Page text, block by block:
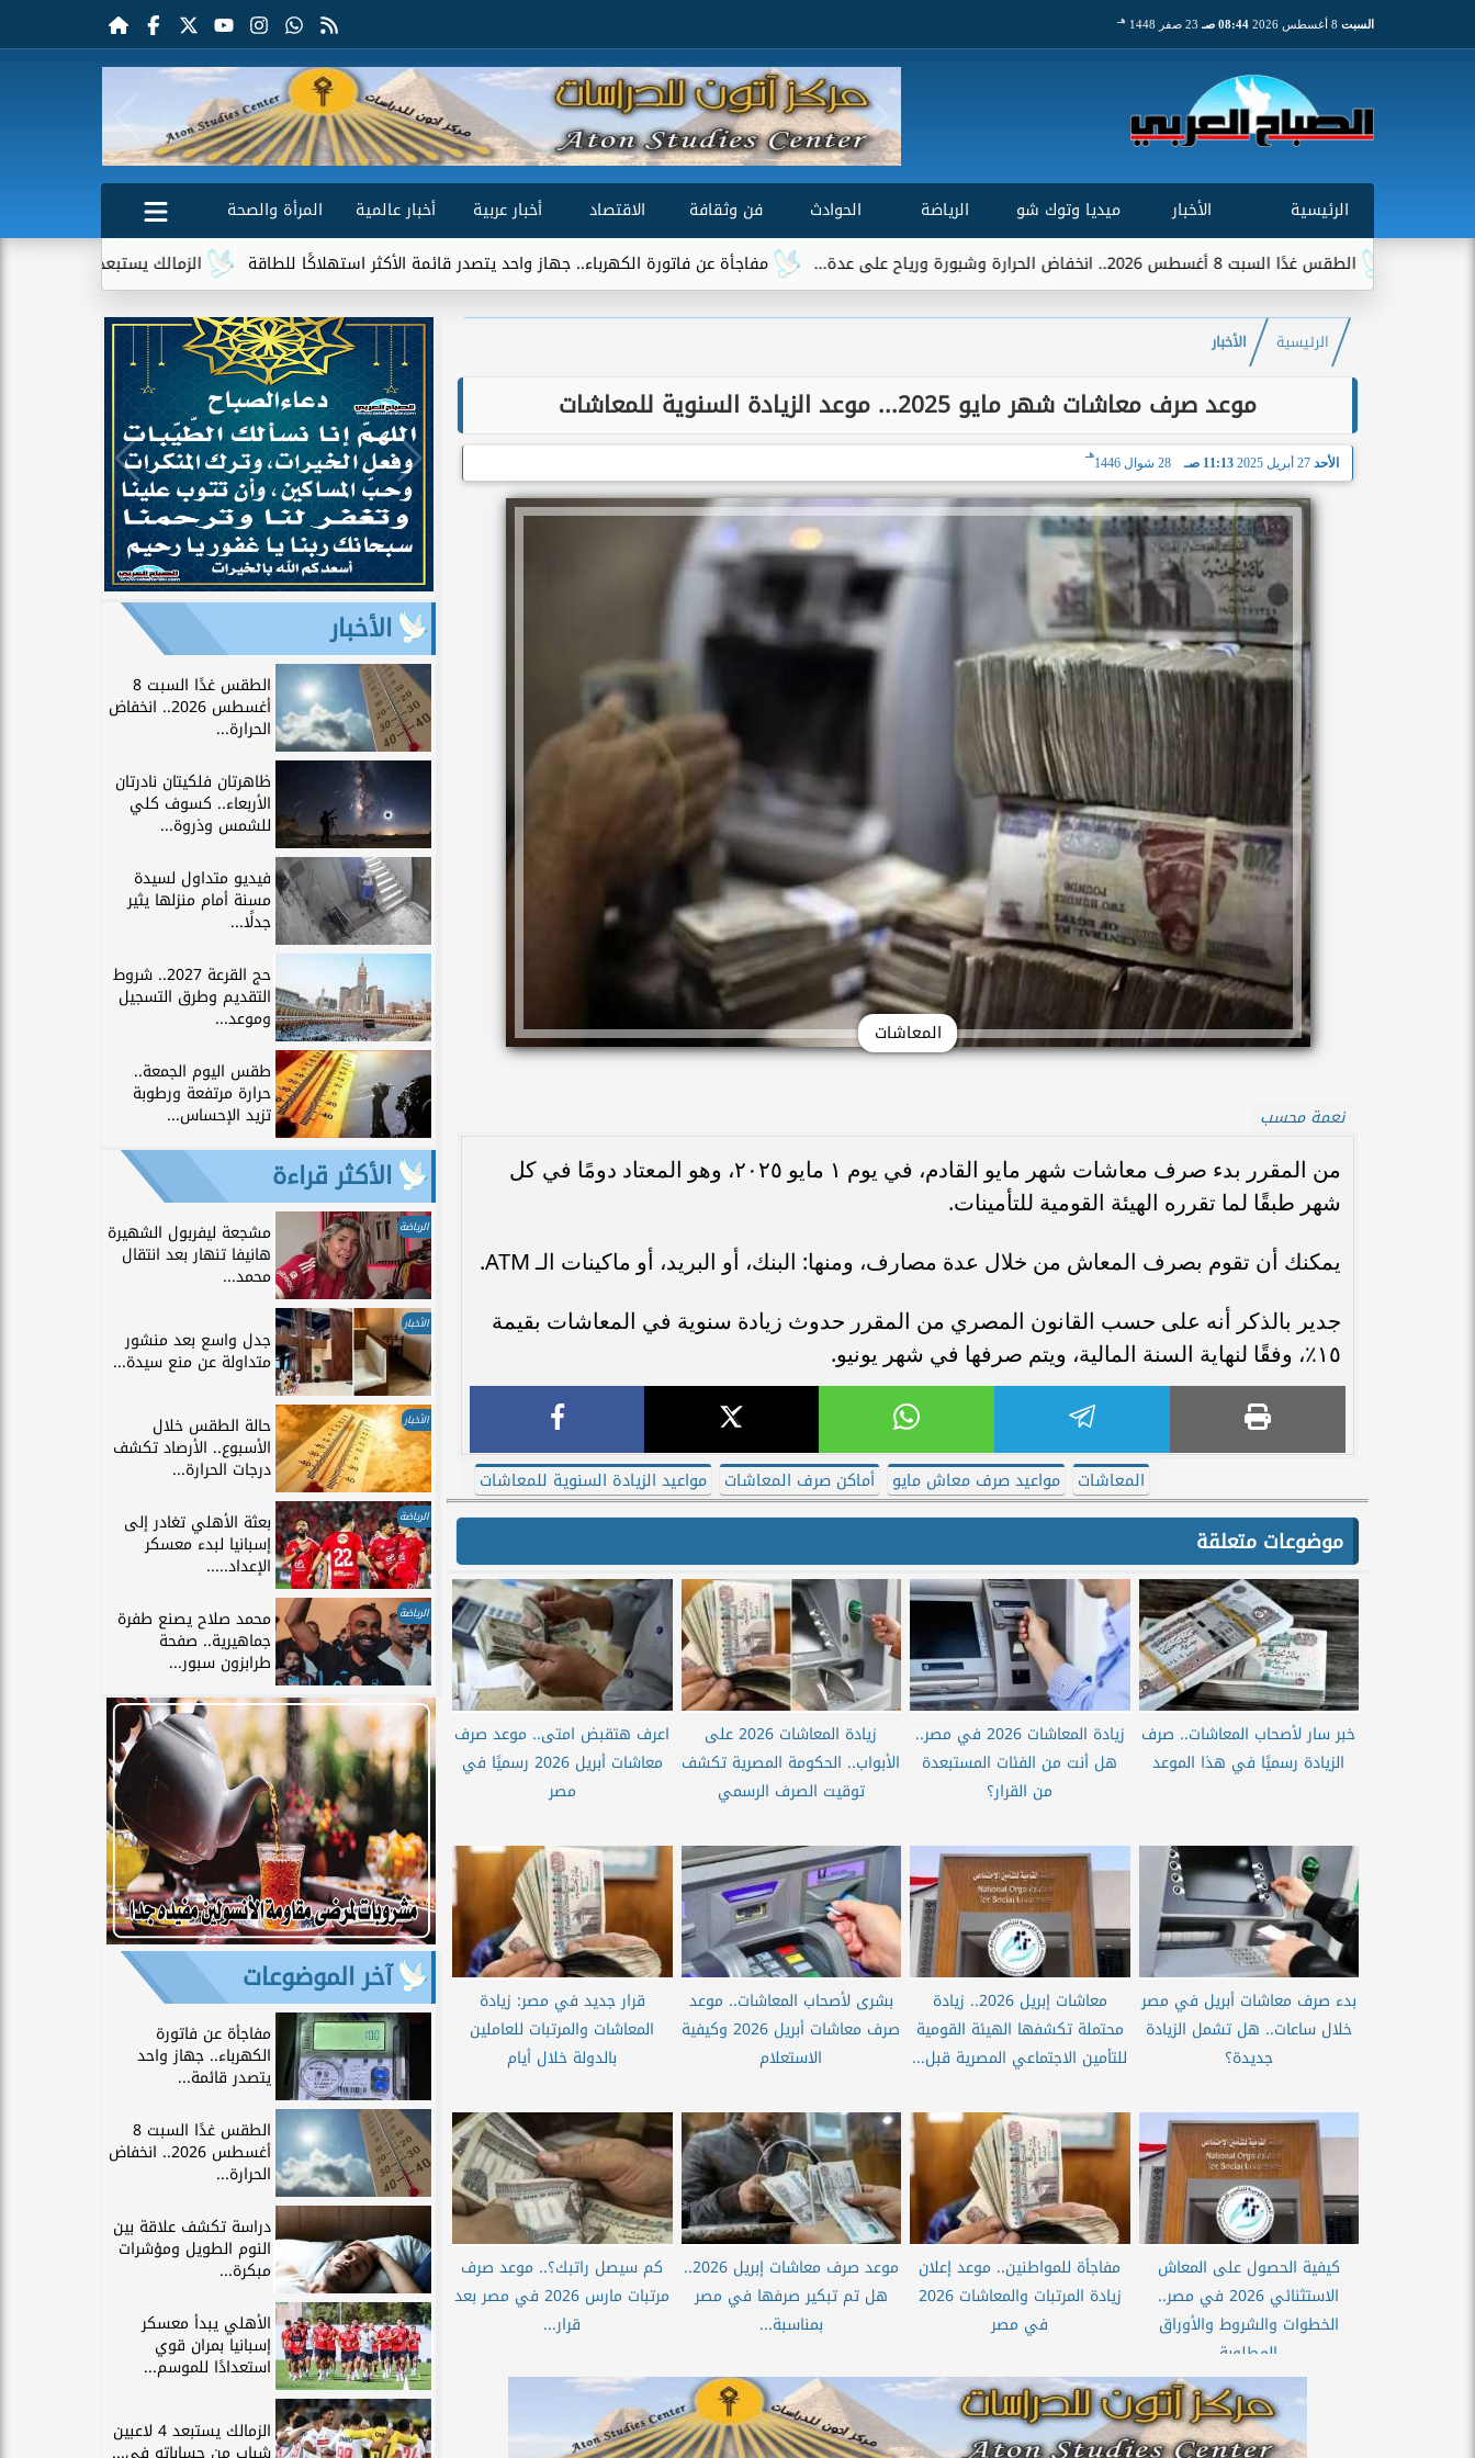
السبت 08:44 صـ 23 صفر 1448 هـ
الرئيسية الأخبار ميديا وتوك شو الرياضة الحوادث فن وثقافة الاقتصاد أخبار عربية أخبار عالمية
المرأة والصحة
الزمالك يستبعد 4 لاعبين شباب من حساباته في الموسم الجديد
مفاجأة عن فاتورة الكهرباء.. جهاز واحد يتصدر قائمة الأكثر استهلاكًا للطاقة الطقس غدًا السبت 8 أغسطس 2026.. انخفاض الحرارة وشبورة ورياح على عدة...
الرئيسية الأخبار
موعد صرف معاشات شهر مايو 2025... موعد الزيادة السنوية للمعاشات
الأحد 27 أبريل 2025 11:13 صـ 28 شوال 1446
هـ
المعاشات
نعمة محسب
من المقرر بدء صرف معاشات شهر مايو القادم، في يوم ١ مايو ٢٠٢٥، وهو المعتاد دومًا في كل
شهر طبقًا لما تقرره الهيئة القومية للتأمينات.
يمكنك أن تقوم بصرف المعاش من خلال عدة مصارف، ومنها: البنك، أو البريد، أو ماكينات الـ ATM.
جدير بالذكر أنه على حسب القانون المصري من المقرر حدوث زيادة سنوية في المعاشات بقيمة
١٥٪، وفقًا لنهاية السنة المالية، ويتم صرفها في شهر يونيو.
المعاشات مواعيد صرف معاش مايو أماكن صرف المعاشات مواعيد الزيادة السنوية للمعاشات
موضوعات متعلقة
خبر سار لأصحاب المعاشات.. صرف
الزيادة رسميًا في هذا الموعد
زيادة المعاشات 2026 في مصر..
هل أنت من الفئات المستبعدة
من القرار؟
زيادة المعاشات 2026 على
الأبواب.. الحكومة المصرية تكشف
توقيت الصرف الرسمي
اعرف هتقبض امتى.. موعد صرف
معاشات أبريل 2026 رسميًا في
مصر
بدء صرف معاشات أبريل في مصر
خلال ساعات.. هل تشمل الزيادة
جديدة؟
معاشات إبريل 2026.. زيادة
محتملة تكشفها الهيئة القومية
للتأمين الاجتماعي المصرية قبل...
بشرى لأصحاب المعاشات.. موعد
صرف معاشات أبريل 2026 وكيفية
الاستعلام
قرار جديد في مصر: زيادة
المعاشات والمرتبات للعاملين
بالدولة خلال أيام
كيفية الحصول على المعاش
الاستثنائي 2026 في مصر..
الخطوات والشروط والأوراق
المطلوبة
مفاجأة للمواطنين.. موعد إعلان
زيادة المرتبات والمعاشات 2026
في مصر
موعد صرف معاشات إبريل 2026..
هل تم تبكير صرفها في مصر
بمناسبة...
كم سيصل راتبك؟.. موعد صرف
مرتبات مارس 2026 في مصر بعد
قرار...
الأخبار
الطقس غدًا السبت 8
أغسطس 2026.. انخفاض
الحرارة...
ظاهرتان فلكيتان نادرتان
الأربعاء.. كسوف كلي
للشمس وذروة...
فيديو متداول لسيدة
مسنة أمام منزلها يثير
جدلًا...
حج القرعة 2027.. شروط
التقديم وطرق التسجيل
وموعد...
طقس اليوم الجمعة..
حرارة مرتفعة ورطوبة
تزيد الإحساس...
الأكثر قراءة
الرياضة مشجعة ليفربول الشهيرة
هانيفا تنهار بعد انتقال
محمد...
الأخبار
جدل واسع بعد منشور
متداولة عن منع سيدة...
الأخبار حالة الطقس خلال
الأسبوع.. الأرصاد تكشف
درجات الحرارة...
الرياضة بعثة الأهلي تغادر إلى
إسبانيا لبدء معسكر
الإعداد.....
الرياضة محمد صلاح يصنع طفرة
جماهيرية.. صفحة
طرابزون سبور...
آخر الموضوعات
مفاجأة عن فاتورة
الكهرباء.. جهاز واحد
يتصدر قائمة...
الطقس غدًا السبت 8
أغسطس 2026.. انخفاض
الحرارة...
دراسة تكشف علاقة بين
النوم الطويل ومؤشرات
مبكرة...
الأهلي يبدأ معسكر
إسبانيا بمران قوي
استعدادًا للموسم...
الزمالك يستبعد 4 لاعبين